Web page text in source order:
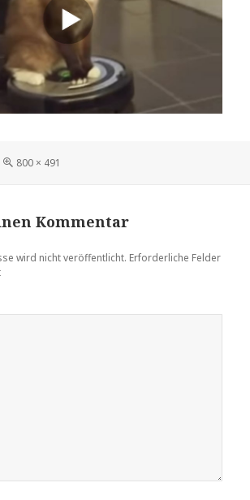
Volle
800 × 491
Kommentar
wird nicht veröffentlicht. Erforderliche Felder